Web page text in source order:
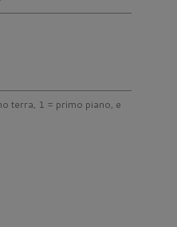
terra, 1 = primo piano, e